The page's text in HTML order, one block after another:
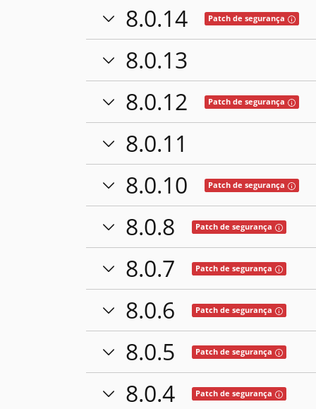
8.0.14 Patch de segurança
8.0.13
8.0.12
Patch de segurança
8.0.11
8.0.10
Patch de segurança
8.0.8 Patch de segurança Tooltip:
8.0.7 Patch de segurança Tooltip:
8.0.6 Patch de segurança Tooltip:
8.0.5 Patch de segurança Tooltip:
8.0.4 Patch de segurança Tooltip: